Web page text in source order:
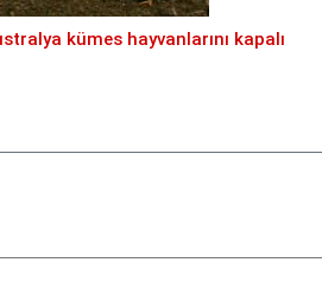
kümes hayvanlarını kapalı